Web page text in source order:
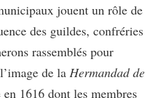
jouent un rôle de
des guildes, confréries
rassemblés pour
de la Hermandad de
en 1616 dont les membres